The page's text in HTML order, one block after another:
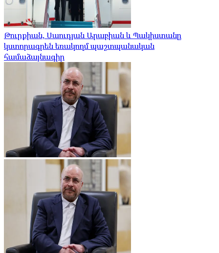
Թուրքիան, Սաուդյան Արաբիան և Պակիստանը
կստորագրեն եռակողմ պաշտպանական
համաձայնագիր